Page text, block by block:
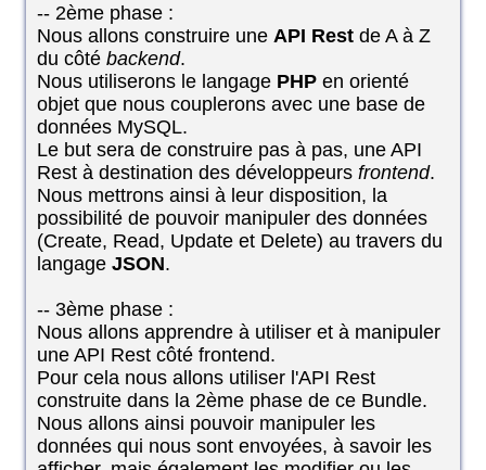
-- 2ème phase :
Nous allons construire une API Restde A à Z
du côté backend.
Nous utiliserons le langage PHP en orienté
objet que nous couplerons avec une base de
données MySQL.
Le but sera de construire pas à pas, une API
Rest à destination des développeurs frontend.
Nous mettrons ainsi à leur disposition, la
possibilité de pouvoir manipuler des données
(Create, Read, Update et Delete) au travers du
langage JSON.
-- 3ème phase :
Nous allons apprendre à utiliser et à manipuler
une API Rest côté frontend.
Pour cela nous allons utiliser l'API Rest
construite dans la 2ème phase de ce Bundle.
Nous allons ainsi pouvoir manipuler les
données qui nous sont envoyées, à savoir les